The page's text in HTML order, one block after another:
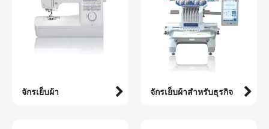
จักรเย็บผ้า จักรเย็บผ้าสำหรับธุรกิจ